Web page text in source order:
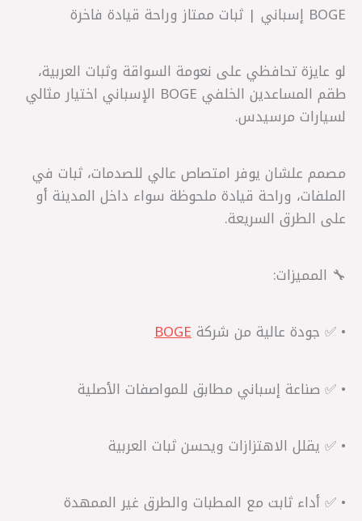
BOGE إسباني | ثبات ممتاز وراحة قيادة فاخرة
لو عايزة تحافظي على نعومة السواقة وثبات العربية،
طقم المساعدين الخلفي BOGE الإسباني اختيار مثالي
لسيارات مرسيدس.
مصمم علشان يوفر امتصاص عالي للصدمات، ثبات في
الملفات، وراحة قيادة ملحوظة سواء داخل المدينة أو
على الطرق السريعة.
🔧 المميزات:
• ✅ جودة عالية من شركةBOGE
• ✅ صناعة إسباني مطابق للمواصفات الأصلية
• ✅ يقلل الاهتزازات ويحسن ثبات العربية
• ✅ أداء ثابت مع المطبات والطرق غير الممهدة